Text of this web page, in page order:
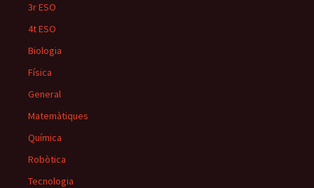
3r ESO
4t ESO
Biologia
Física
General
Matemàtiques
Química
Robòtica
Tecnologia